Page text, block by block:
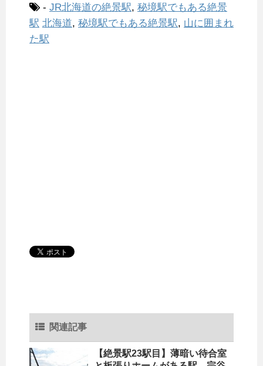
- JR北海道の絶景駅, 秘境駅でもある絶景
駅 北海道, 秘境駅でもある絶景駅, 山に囲まれ
た駅
関連記事
【絶景駅23駅目】薄暗い待合室